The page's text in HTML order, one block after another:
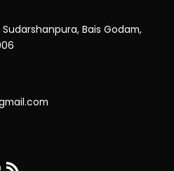
Bais Godam,